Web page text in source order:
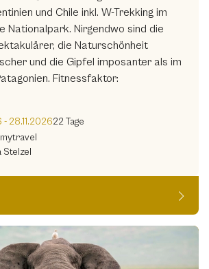
(0)
(0)
& Foto
Photography
(0)
(0)
und Chile inkl. W-Trekking im
Nationalpark. Nirgendwo sind die
die Naturschönheit
und die Gipfel imposanter als im
Fitnessfaktor:
- 28.11.202622 Tage
Stelzel